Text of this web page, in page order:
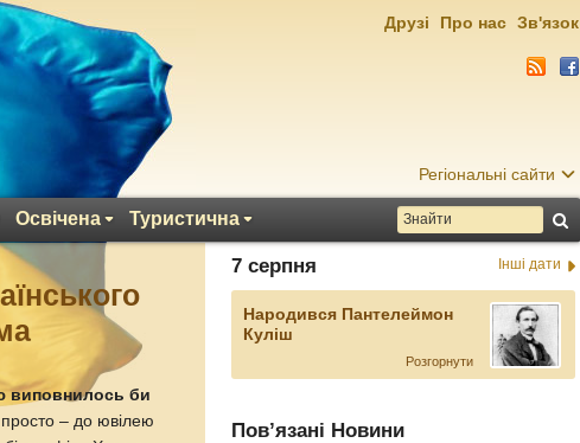
Регіональні сайти
Освічена Туристична
Друзі Про нас Зв'язок
виповнилось би
– до ювілею
7 серпня Інші дати
Народився Пантелеймон
Куліш
Розгорнути
Пов’язані Новини